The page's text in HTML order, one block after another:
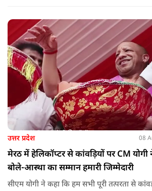
मुख्य सचिव, माध्यमिक शिक्षा, पार्थ सारथी सेन शर्मा
सचिव, उत्तर प्रदेश शासन, की ओर से सभी
निर्देश में कहा गया है कि प्रत्येक जिले में तैनात
आईएफएस के युवा अधिकारी हर माह कम से कम एक
के विद्यालय का भ्रमण कर विद्यार्थियों के साथ संवाद
उत्तर प्रदेश 08
मेरठ में हेलिकॉप्टर से कांवड़ियों पर CM
बोले-आस्था का सम्मान हमारी जिम्मेदारी
सीएम योगी ने कहा कि हम सभी पूरी तत्परता से